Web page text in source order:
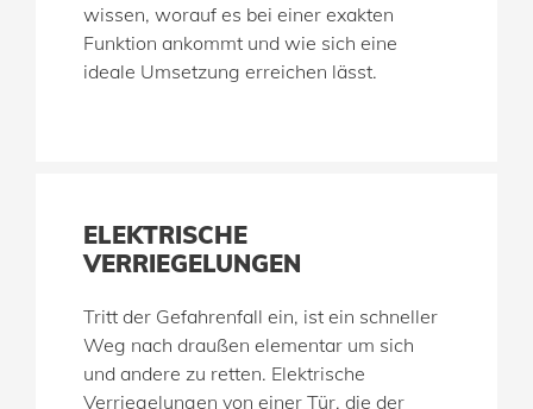
wissen, worauf es bei einer exakten
Funktion ankommt und wie sich eine
ideale Umsetzung erreichen lässt.
ELEKTRISCHE
VERRIEGELUNGEN
Tritt der Gefahrenfall ein, ist ein schneller
Weg nach draußen elementar um sich
und andere zu retten. Elektrische
Verriegelungen von einer Tür, die der